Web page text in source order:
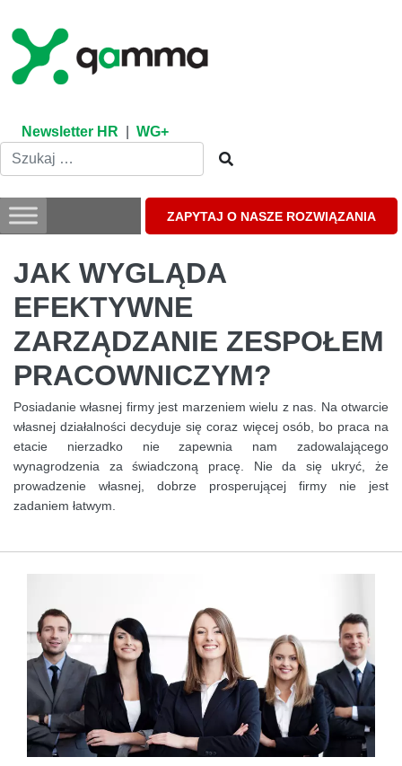
content
Newsletter HR WG+
ZAPYTAJ O NASZE ROZWIĄZANIA
JAK WYGLĄDA
EFEKTYWNE
ZARZĄDZANIE ZESPOŁEM
PRACOWNICZYM?
Posiadanie własnej firmy jest marzeniem wielu z nas. Na otwarcie
własnej działalności decyduje się coraz więcej osób, bo praca na
etacie nierzadko nie zapewnia nam zadowalającego
wynagrodzenia za świadczoną pracę. Nie da się ukryć, że
prowadzenie własnej, dobrze prosperującej firmy nie jest
zadaniem łatwym.